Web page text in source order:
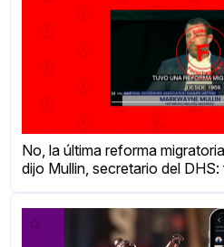
No, la última reforma
dijo Mullin, secretario del